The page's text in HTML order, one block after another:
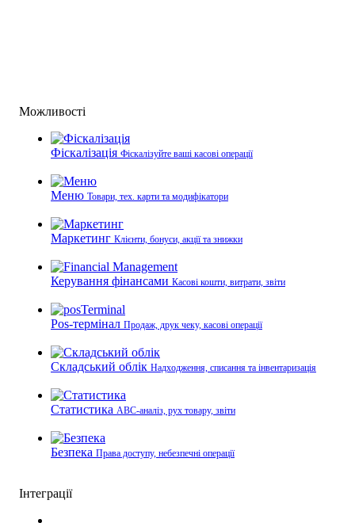
Можливості
Фіскалізація Фіскалізуйте ваші касові операції
Меню Товари, тех. карти та модифікатори
Маркетинг Клієнти, бонуси, акції та знижки
Керування фінансами Касові кошти, витрати, звіти
Pos-термінал Продаж, друк чеку, касові операції
Складський облік Надходження, списання та інвентаризація
Статистика ABC-аналіз, рух товару, звіти
Безпека Права доступу, небезпечні операції
Інтеграції